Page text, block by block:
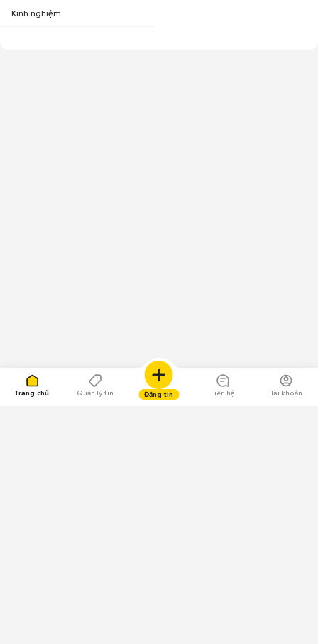
Trang chủ Quản lý tin Đăng tin Liên hệ Tài khoản
Kinh nghiệm